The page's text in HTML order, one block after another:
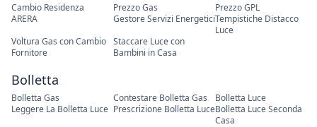
Cambio Residenza Prezzo Gas
Prezzo GPL
ARERA
Gestore Servizi EnergeticiTempistiche Distacco
Luce
Voltura Gas con Cambio
Fornitore
Staccare Luce con
Bambini in Casa
Bolletta
Bolletta Gas Contestare Bolletta Gas
Bolletta Luce
Leggere La Bolletta Luce Prescrizione Bolletta LuceBolletta Luce Seconda
Casa